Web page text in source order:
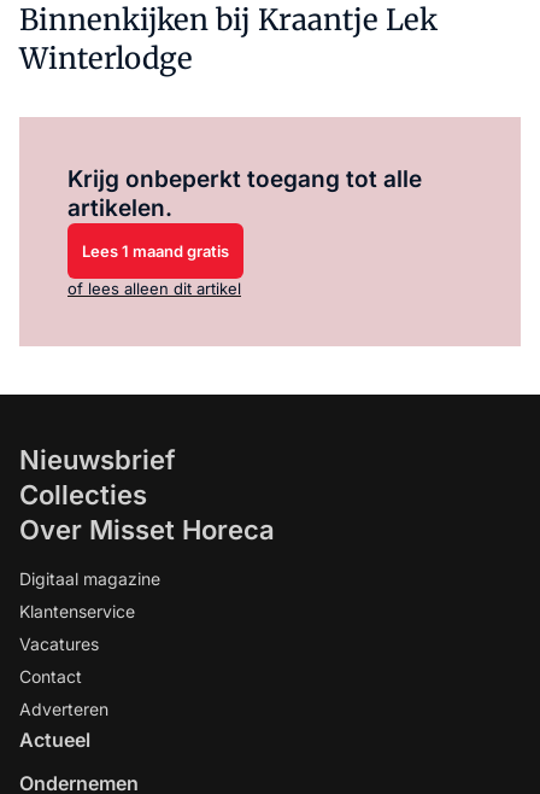
Binnenkijken bij Kraantje Lek
Winterlodge
Krijg onbeperkt toegang tot alle
artikelen.
Lees 1 maand gratis
of lees alleen dit artikel
Nieuwsbrief
Collecties
Over Misset Horeca
Digitaal magazine
Klantenservice
Vacatures
Contact
Adverteren
Actueel
Ondernemen